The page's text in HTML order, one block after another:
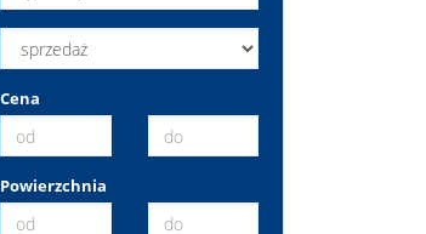
Cena
Powierzchnia